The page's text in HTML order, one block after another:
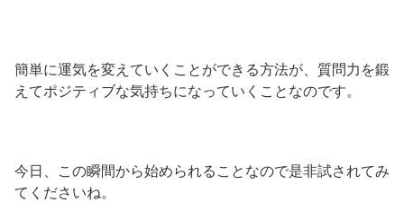
簡単に運気を変えていくことができる方法が、質問力を鍛
えてポジティブな気持ちになっていくことなのです。
今日、この瞬間から始められることなので是非試されてみ
てくださいね。